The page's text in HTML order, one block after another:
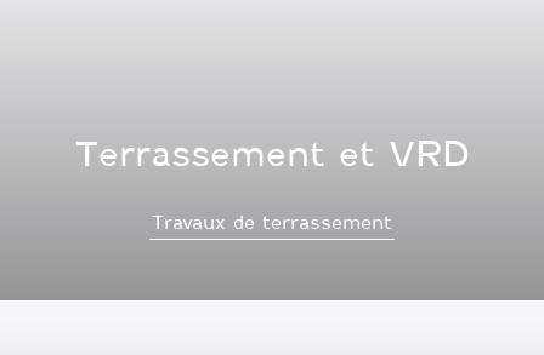
Terrassement et VRD
Travaux de terrassement